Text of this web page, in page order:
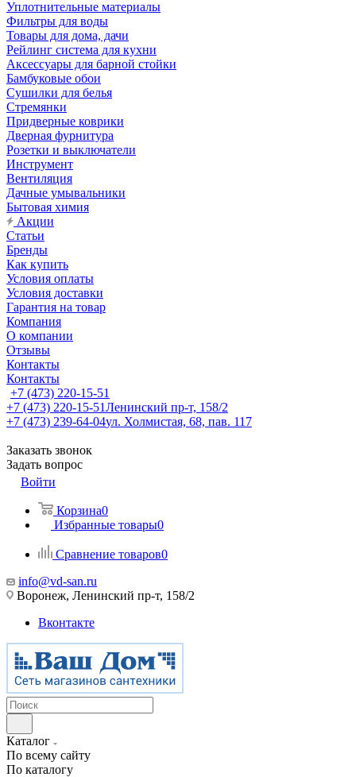
Уплотнительные материалы
Фильтры для воды
Товары для дома, дачи
Рейлинг система для кухни
Аксессуары для барной стойки
Бамбуковые обои
Сушилки для белья
Стремянки
Придверные коврики
Дверная фурнитура
Розетки и выключатели
Инструмент
Вентиляция
Дачные умывальники
Бытовая химия
Акции
Статьи
Бренды
Как купить
Условия оплаты
Условия доставки
Гарантия на товар
Компания
О компании
Отзывы
Контакты
Контакты
+7 (473) 220-15-51
+7 (473) 220-15-51Ленинский пр-т, 158/2
+7 (473) 239-64-04ул. Холмистая, 68, пав. 117
Заказать звонок
Задать вопрос
Войти
Корзина0
Избранные товары0
Сравнение товаров0
info@vd-san.ru
Воронеж, Ленинский пр-т, 158/2
Вконтакте
Каталог
По всему сайту
По каталогу